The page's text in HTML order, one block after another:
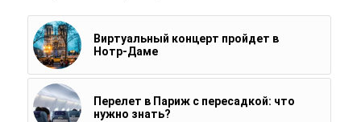
Виртуальный концерт пройдет в
Нотр-Даме
Перелет в Париж с пересадкой: что
нужно знать?